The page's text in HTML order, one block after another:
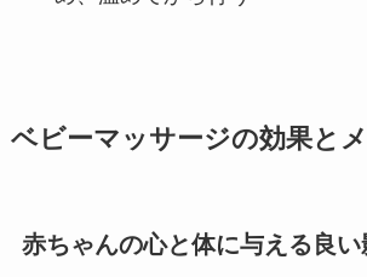
ベビーマッサージの効果と
赤ちゃんの心と体に与える良い